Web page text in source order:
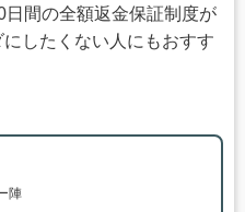
間の全額返金保証制度が
したくない人にもおすす
陣